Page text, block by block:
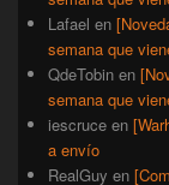
Lafael en
semana que
QdeTobin en
semana que
iescruce en
a envío
RealGuy en